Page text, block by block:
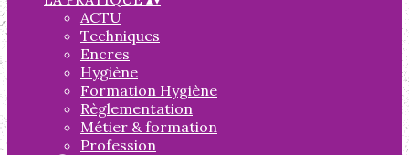
ACTU
Techniques
Encres
Hygiène
Formation Hygiène
Règlementation
Métier & formation
Profession